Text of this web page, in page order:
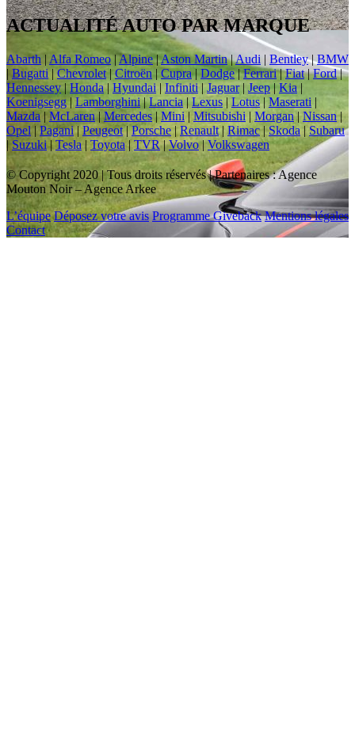
ACTUALITÉ AUTO PAR MARQUE
Abarth | Alfa Romeo|Alpine|Aston Martin|Audi | Bentley|BMW
| Bugatti|Chevrolet|Citroën |Cupra | Dodge|Ferrari|Fiat|Ford|
Hennessey| Honda| Hyundai |Infiniti | Jaguar| Jeep|Kia |
Koenigsegg|Lamborghini|Lancia|Lexus | Lotus| Maserati |
Mazda |McLaren|Mercedes | Mini | Mitsubishi | Morgan|Nissan|
Opel | Pagani|Peugeot|Porsche | Renault| Rimac|Skoda | Subaru
| Suzuki|Tesla| Toyota | TVR|Volvo|Volkswagen
© Copyright 2020 | Tous droits réservés | Partenaires : Agence
Mouton Noir – Agence Arkee
L’équipe Déposez votre avis Programme Giveback Mentions légales
Contact